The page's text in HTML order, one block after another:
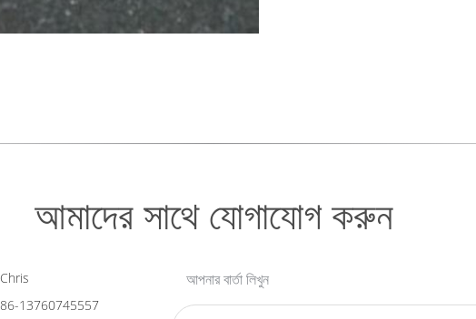
আমাদের সাথে যোগাযোগ করুন
Chris
86-13760745557
আপনার বার্তা লিখুন